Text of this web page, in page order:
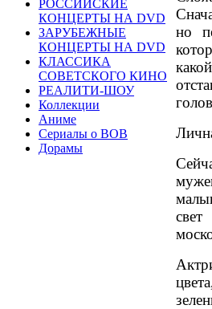
РОССИЙСКИЕ
КОНЦЕРТЫ НА DVD
ЗАРУБЕЖНЫЕ
КОНЦЕРТЫ НА DVD
КЛАССИКА
СОВЕТСКОГО КИНО
РЕАЛИТИ-ШОУ
Коллекции
Аниме
Сериалы о ВОВ
Дорамы
но